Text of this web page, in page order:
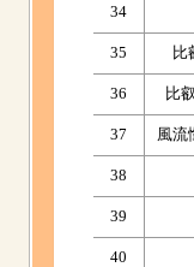
34
35 比
36 比
37 風流
38
39
40